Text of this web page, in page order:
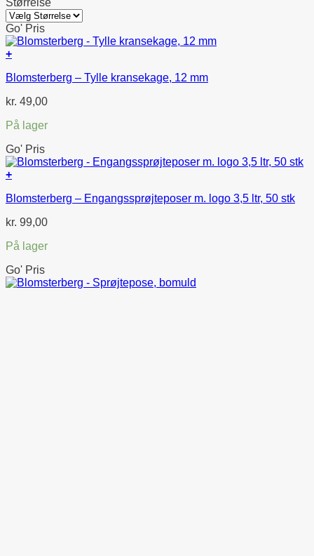
Størrelse
Go' Pris
+
Blomsterberg – Tylle kransekage, 12 mm
kr. 49,00
På lager
Go' Pris
+
Blomsterberg – Engangssprøjteposer m. logo 3,5 ltr, 50 stk
kr. 99,00
På lager
Go' Pris